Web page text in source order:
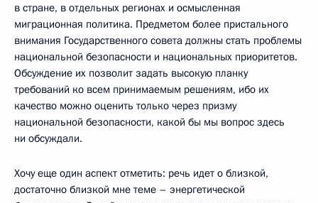
в стране, в отдельных регионах и осмысленная
миграционная политика. Предметом более пристального
внимания Государственного совета должны стать проблемы
национальной безопасности и национальных приоритетов.
Обсуждение их позволит задать высокую планку
требований ко всем принимаемым решениям, ибо их
качество можно оценить только через призму
национальной безопасности, какой бы мы вопрос здесь
ни обсуждали.
Хочу еще один аспект отметить: речь идет о близкой,
достаточно близкой мне теме – энергетической